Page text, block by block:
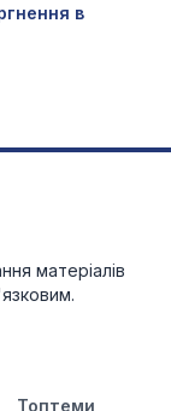
в
матеріалів
Топтеми